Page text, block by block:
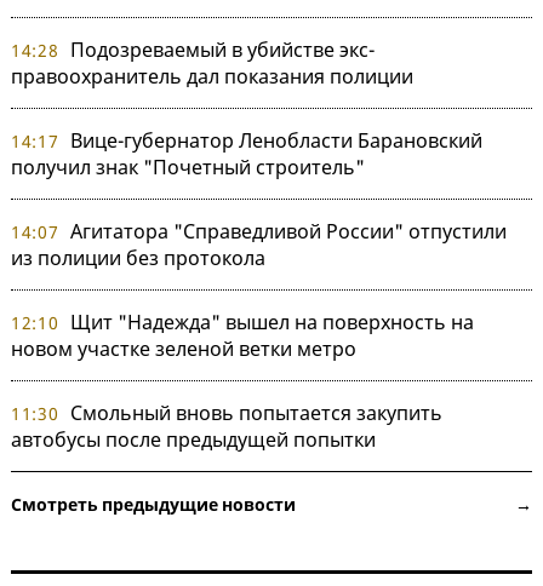
14:28
Подозреваемый в убийстве экс-
правоохранитель дал показания полиции
14:17
Вице-губернатор Ленобласти Барановский
получил знак "Почетный строитель"
14:07 Агитатора "Справедливой России" отпустили
из полиции без протокола
12:10
Щит "Надежда" вышел на поверхность на
новом участке зеленой ветки метро
11:30
Смольный вновь попытается закупить
автобусы после предыдущей попытки
Смотреть предыдущие новости →